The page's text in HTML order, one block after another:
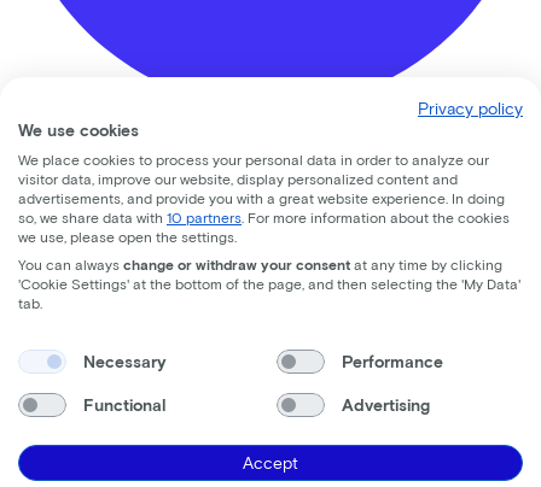
Westerstraat 216
1015 MS Amsterdam
Comparable bikes
Privacy policy
We use cookies
We place cookies to process your personal data in order to analyze our
visitor data, improve our website, display personalized content and
advertisements, and provide you with a great website experience. In doing
so, we share data with 10 partners . For more information about the cookies
we use, please open the settings.
You can always change or withdraw your consent at any time by clicking
'Cookie Settings' at the bottom of the page, and then selecting the 'My Data'
tab.
Necessary Performance
Functional Advertising
Accept